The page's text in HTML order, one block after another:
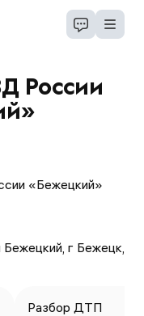
России
«Бежецкий»
г Бежецк,
Разбор ДТП